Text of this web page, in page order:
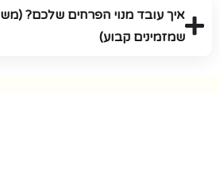
איך עובד מנוי הפרחים שלכם?
שמזמינים קבוע)